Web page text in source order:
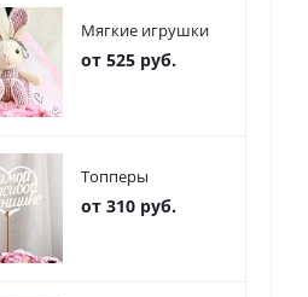
Мягкие игрушки
от 525 руб.
Топперы
от 310 руб.